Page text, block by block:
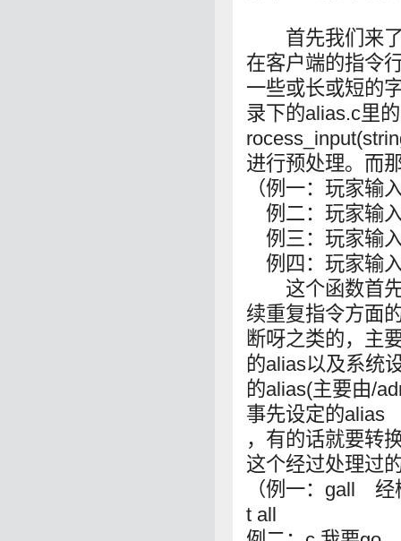
首先我们来了
在客户端的指令
一些或长或短的
录下的alias.c里
进行预处理。而
（例一：玩家输
例二：玩家输
例三：玩家
例四：玩家输
这个函数首先
续重复指令方面
断呀之类的，主
的alias以及系统
的alias(主要由/
事先设定的alias
，有的话就要转
这个经过处理过
（例一：gall 经
t all